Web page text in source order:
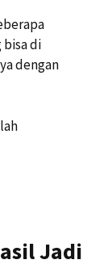
di
dengan
Jadi